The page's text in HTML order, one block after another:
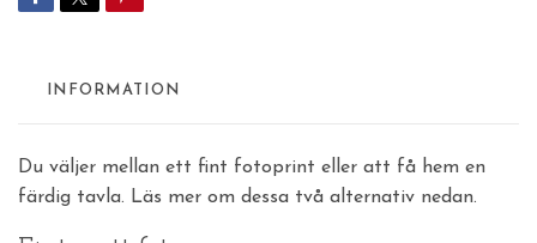
INFORMATION
Du väljer mellan ett fint fotoprint eller att få hem en
färdig tavla. Läs mer om dessa två alternativ nedan.